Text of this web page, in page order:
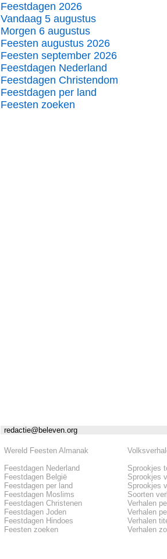
Feestdagen 2026
Vandaag 5 augustus
Morgen 6 augustus
Feesten augustus 2026
Feesten september 2026
Feestdagen Nederland
Feestdagen Christendom
Feestdagen per land
Feesten zoeken
redactie@beleven.org
Wereld Feesten Almanak
Feestdagen Nederland
Feestdagen België
Feestdagen per land
Feestdagen Moslims
Feestdagen Christenen
Feestdagen Joden
Feestdagen Hindoes
Feesten zoeken
Sprookjes
Sprookjes
Sprookjes
Soorten
Verhalen
Verhalen
Verhalen
Verhalen